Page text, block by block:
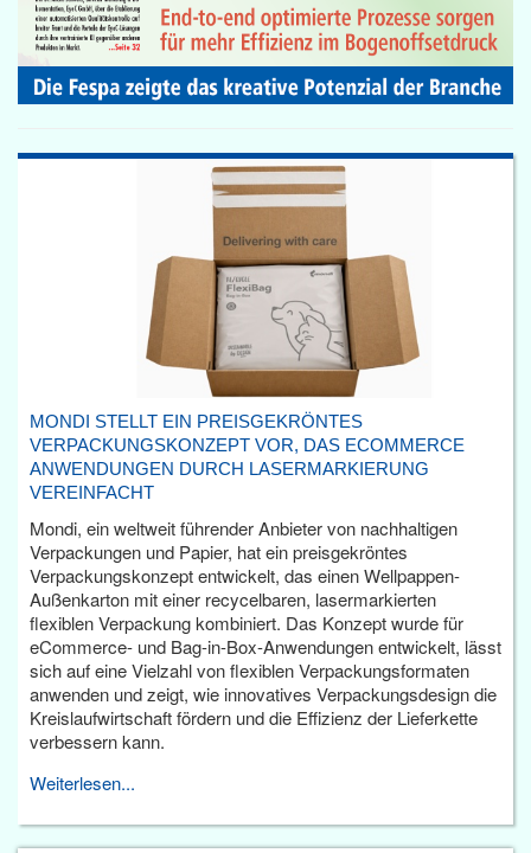
MONDI STELLT EIN PREISGEKRÖNTES
VERPACKUNGSKONZEPT VOR, DAS ECOMMERCE
ANWENDUNGEN DURCH LASERMARKIERUNG
VEREINFACHT
Mondi, ein weltweit führender Anbieter von nachhaltigen
Verpackungen und Papier, hat ein preisgekröntes
Verpackungskonzept entwickelt, das einen Wellpappen-
Außenkarton mit einer recycelbaren, lasermarkierten
flexiblen Verpackung kombiniert. Das Konzept wurde für
eCommerce- und Bag-in-Box-Anwendungen entwickelt, lässt
sich auf eine Vielzahl von flexiblen Verpackungsformaten
anwenden und zeigt, wie innovatives Verpackungsdesign die
Kreislaufwirtschaft fördern und die Effizienz der Lieferkette
verbessern kann.
Weiterlesen...